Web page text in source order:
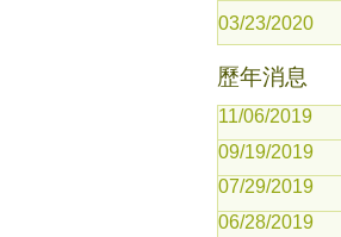
03/23/2020
歷年消息
11/06/2019
09/19/2019
07/29/2019
06/28/2019